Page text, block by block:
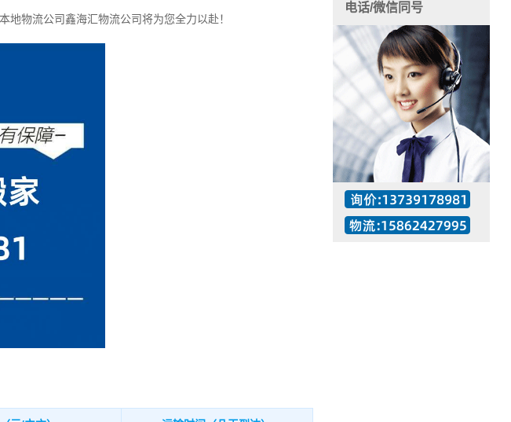
地物流公司鑫海汇物流公司将为您全力以赴！
电话/微信同号